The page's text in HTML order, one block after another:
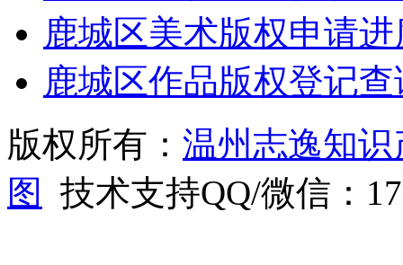
鹿城区美术版权申请
鹿城区作品版权登记
版权所有： 温州志逸知
图
技术支持QQ/微信：